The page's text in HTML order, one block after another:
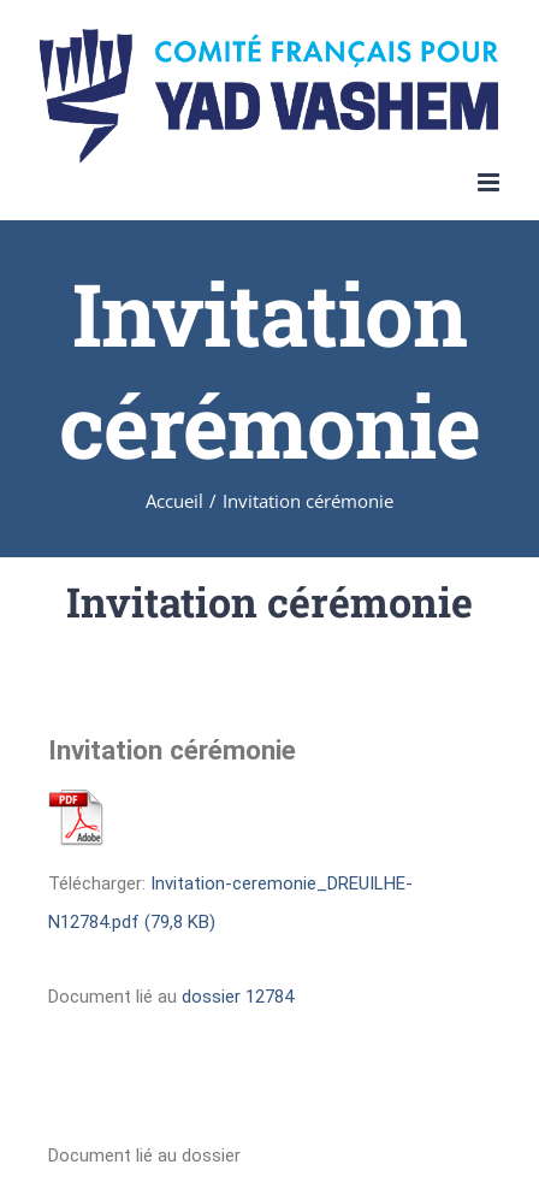
Invitation
cérémonie
Accueil / Invitation cérémonie
Invitation cérémonie
Invitation cérémonie
Télécharger: Invitation-ceremonie_DREUILHE-
N12784.pdf (79,8 KB)
Document lié au dossier 12784
Document lié au dossier